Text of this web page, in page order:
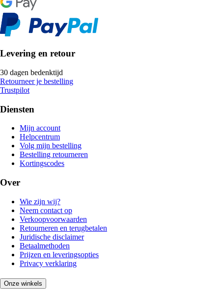
Levering en retour
30 dagen bedenktijd
Retourneer je bestelling
Trustpilot
Diensten
Mijn account
Helpcentrum
Volg mijn bestelling
Bestelling retourneren
Kortingscodes
Over
Wie zijn wij?
Neem contact op
Verkoopvoorwaarden
Retourneren en terugbetalen
Juridische disclaimer
Betaalmethoden
Prijzen en leveringsopties
Privacy verklaring
Onze winkels